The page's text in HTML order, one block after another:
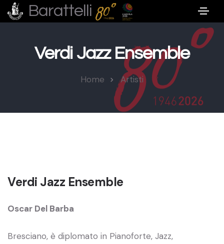
Barattelli
Verdi Jazz Ensemble
Home Artisti
Verdi Jazz Ensemble
Oscar Del Barba
Bresciano, è diplomato in Pianoforte, Jazz,